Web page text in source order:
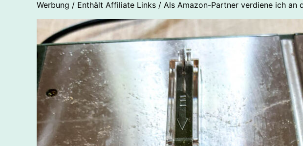
Werbung / Enthält Affiliate Links / Als Amazon-Partner verdiene ich an